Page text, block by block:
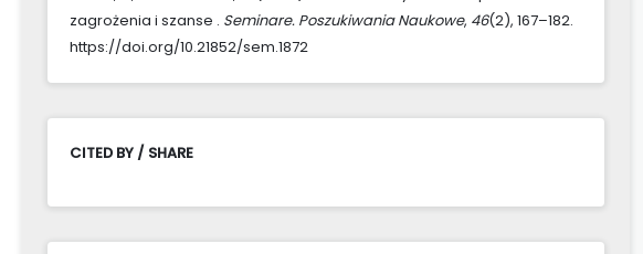
zagrożenia i szanse . Seminare. Poszukiwania Naukowe, 46(2), 167–182.
https://doi.org/10.21852/sem.1872
CITED BY / SHARE